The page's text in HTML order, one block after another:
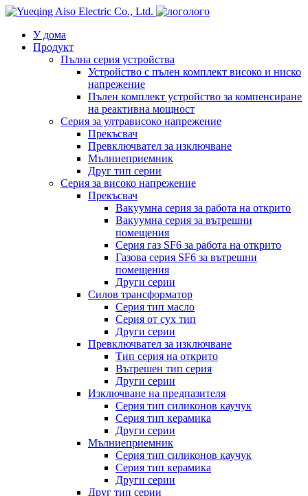
лого
У дома
Продукт
Пълна серия устройства
Устройство с пълен комплект високо и ниско
напрежение
Пълен комплект устройство за компенсиране
на реактивна мощност
Серия за ултрависоко напрежение
Прекъсвач
Превключвател за изключване
Мълниеприемник
Друг тип серии
Серия за високо напрежение
Прекъсвач
Вакуумна серия за работа на открито
Вакуумна серия за вътрешни
помещения
Серия газ SF6 за работа на открито
Газова серия SF6 за вътрешни
помещения
Други серии
Силов трансформатор
Серия тип масло
Серия от сух тип
Други серии
Превключвател за изключване
Тип серия на открито
Вътрешен тип серия
Други серии
Изключване на предпазителя
Серия тип силиконов каучук
Серия тип керамика
Други серии
Мълниеприемник
Серия тип силиконов каучук
Серия тип керамика
Други серии
Друг тип серии